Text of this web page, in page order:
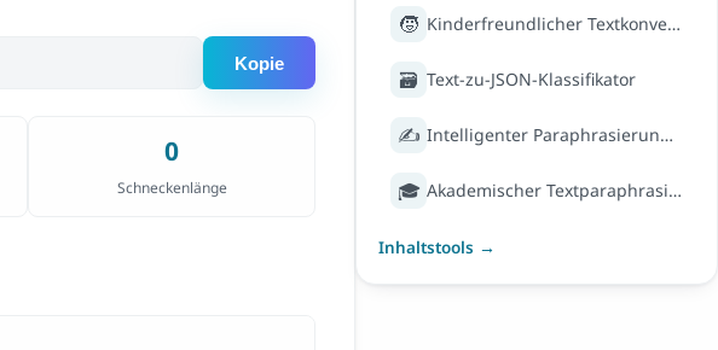
Kopie
0
Schneckenlänge
🧒 Kinderfreundlicher Textkonverter
🗃️ Text-zu-JSON-Klassifikator
✍️ Intelligenter Paraphrasierungsassistent
🎓 Akademischer Textparaphrasierer
Inhaltstools →